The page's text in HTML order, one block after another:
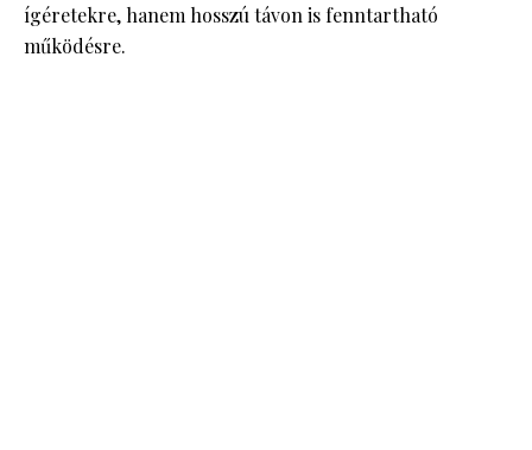
ígéretekre, hanem hosszú távon is fenntartható
működésre.